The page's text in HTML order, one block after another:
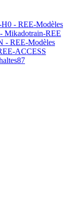
H0 - REE-Modèles
Mikadotrain-REE
- REE-Modèles
ACCESS